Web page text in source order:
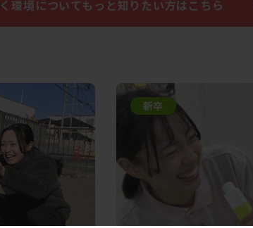
環境についてもっと知りたい方はこちら
新卒